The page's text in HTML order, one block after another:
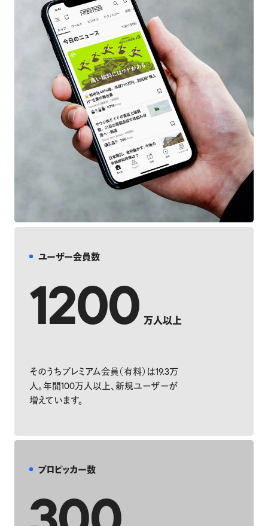
ユーザー会員数
1200 万人以上
そのうちプレミアム会員（有料）は19.3万
人。年間100万人以上、新規ユーザーが
増えています。
プロピッカー数